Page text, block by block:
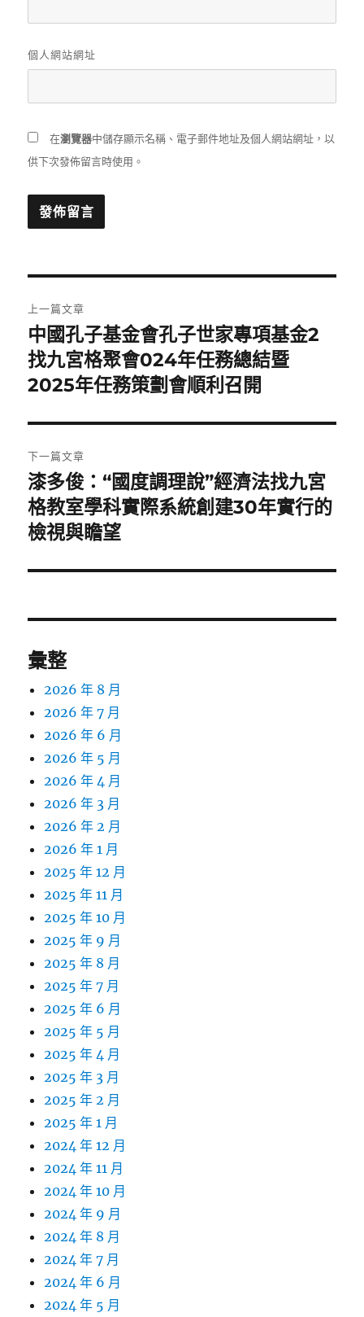
個人網站網址
在瀏覽器中儲存顯示名稱、電子郵件地址及個人網站網址，以
供下次發佈留言時使用。
章
導
覽
上一篇文章
上
一
篇
章:
中國孔子基金會孔子世家專項基金2
找九宮格聚會024年任務總結暨
2025年任務策劃會順利召開
下一篇文章
下
一
篇
章:
漆多俊：“國度調理說”經濟法找九宮
格教室學科實際系統創建30年實行的
檢視與瞻望
彙整
2026 年 8 月
2026 年 7 月
2026 年 6 月
2026 年 5 月
2026 年 4 月
2026 年 3 月
2026 年 2 月
2026 年 1 月
2025 年 12 月
2025 年 11 月
2025 年 10 月
2025 年 9 月
2025 年 8 月
2025 年 7 月
2025 年 6 月
2025 年 5 月
2025 年 4 月
2025 年 3 月
2025 年 2 月
2025 年 1 月
2024 年 12 月
2024 年 11 月
2024 年 10 月
2024 年 9 月
2024 年 8 月
2024 年 7 月
2024 年 6 月
2024 年 5 月